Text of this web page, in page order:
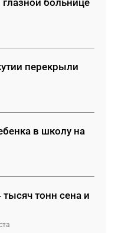
больнице
перекрыли
в школу на
тысяч тонн сена и